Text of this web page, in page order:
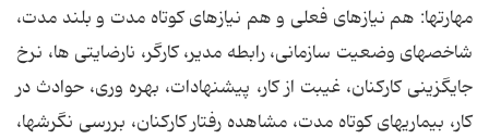
مهارتها: هم نیازهای فعلی و هم نیازهای كوتاه مدت و بلند مدت،
شاخصهای وضعیت سازمانی، رابطه مدیر، كارگر، نارضایتی ها، نرخ
جایگزینی كاركنان، غیبت از كار، پیشنهادات، بهره وری، حوادث در
كار، بیماریهای كوتاه مدت، مشاهده رفتار كاركنان، بررسی نگرشها،